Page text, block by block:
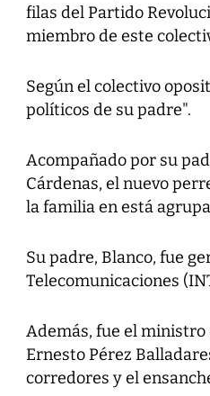
filas del Partido
miembro de este
Según el colectivo
políticos de su padre".
Acompañado por su
Cárdenas, el nuevo
la familia en está
Su padre, Blanco, fue
Telecomunicaciones
Además, fue el ministro
Ernesto Pérez
corredores y el